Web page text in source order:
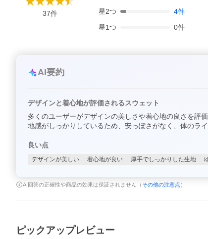
37件
星2つ 4件
星1つ 0件
AI要約
デザインと着心地が評価されるスウェット
多くのユーザーがデザインの美しさや着心地の良さを評
地感がしっかりしているため、安っぽさがなく、体のラ
良い点
デザインが美しい 着心地が良い 厚手でしっかりした生地
AI回答の正確性や商品の効果は保証されません（ その他の注意点 ）
ピックアップレビュー